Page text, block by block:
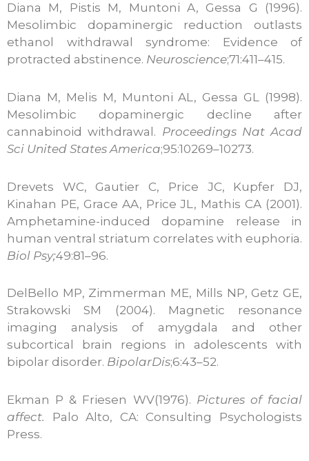
Diana M, Pistis M, Muntoni A, Gessa G (1996).
Mesolimbic dopaminergic reduction outlasts
ethanol withdrawal syndrome: Evidence of
protracted abstinence. Neuroscience;71:411–415.
Diana M, Melis M, Muntoni AL, Gessa GL (1998).
Mesolimbic dopaminergic decline after
cannabinoid withdrawal. Proceedings Nat Acad
Sci United States America;95:10269–10273.
Drevets WC, Gautier C, Price JC, Kupfer DJ,
Kinahan PE, Grace AA, Price JL, Mathis CA (2001).
Amphetamine-induced dopamine release in
human ventral striatum correlates with euphoria.
Biol Psy;49:81–96.
DelBello MP, Zimmerman ME, Mills NP, Getz GE,
Strakowski SM (2004). Magnetic resonance
imaging analysis of amygdala and other
subcortical brain regions in adolescents with
bipolar disorder. BipolarDis;6:43–52.
Ekman P & Friesen WV(1976). Pictures of facial
affect. Palo Alto, CA: Consulting Psychologists
Press.